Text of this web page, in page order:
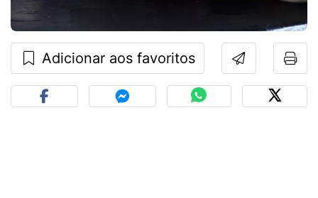
Adicionar aos favoritos